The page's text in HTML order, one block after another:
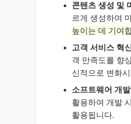
콘텐츠 생성 및
르게 생성하여
높이는 데 기여
고객 서비스 혁
객 만족도를 향
신적으로 변화
소프트웨어 개
활용하여 개발
활용됩니다.